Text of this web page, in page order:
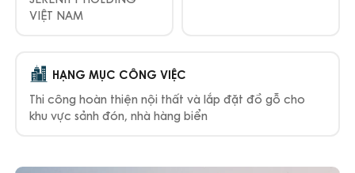
VIỆT NAM
HẠNG MỤC CÔNG VIỆC
Thi công hoàn thiện nội thất và lắp đặt đồ gỗ cho
khu vực sảnh đón, nhà hàng biển